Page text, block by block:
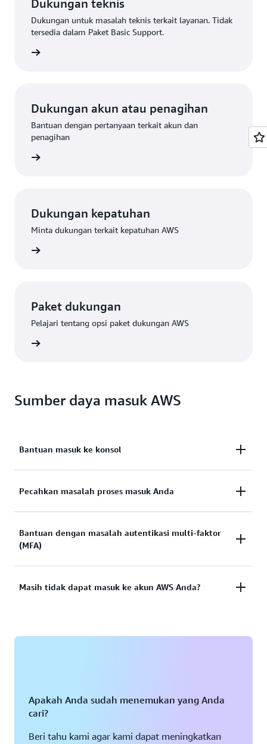
Dukungan teknis
Dukungan untuk masalah teknis terkait layanan. Tidak
tersedia dalam Paket Basic Support.
Dukungan akun atau penagihan
Bantuan dengan pertanyaan terkait akun dan
penagihan
Dukungan kepatuhan
Minta dukungan terkait kepatuhan AWS
Paket dukungan
Pelajari tentang opsi paket dukungan AWS
Sumber daya masuk AWS
Bantuan masuk ke konsol
Perlu bantuan untuk masuk ke Konsol Manajemen
Lihat dokumentasi
Pecahkan masalah proses masuk Anda
Mencoba masuk, tetapi kredensialnya tidak
berfungsi? Atau tidak memiliki kredensial untuk
Lihat solusi
Bantuan dengan masalah autentikasi multi-faktor
(MFA)
Perangkat Autentikasi Multi-Faktor (MFA) hilang
Lihat solusi
Masih tidak dapat masuk ke akun AWS Anda?
Apakah Anda sudah menemukan yang Anda
cari?
Beri tahu kami agar kami dapat meningkatkan